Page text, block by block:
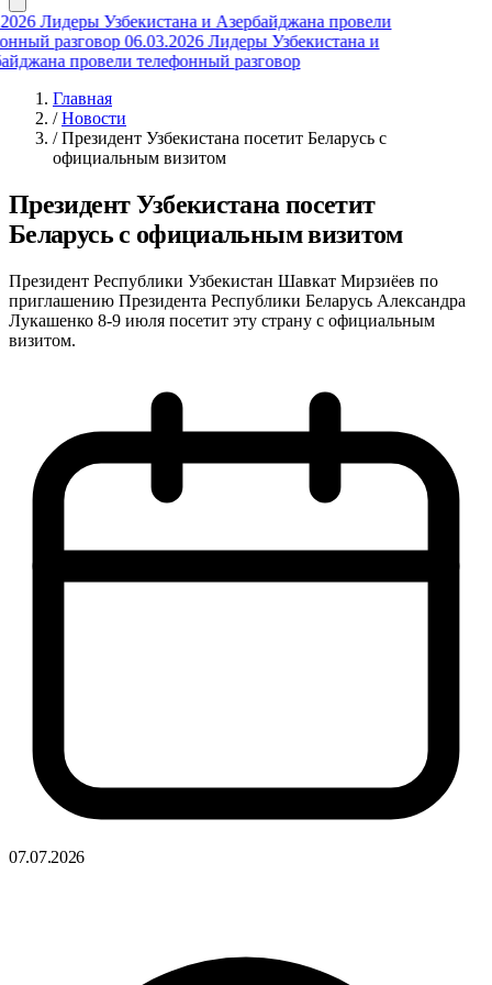
Лидеры Узбекистана и Азербайджана провели
разговор 06.03.2026 Лидеры Узбекистана и
провели телефонный разговор
Главная
/ Новости
/ Президент Узбекистана посетит Беларусь с
официальным визитом
Президент Узбекистана посетит
Беларусь с официальным визитом
Президент Республики Узбекистан Шавкат Мирзиёев по
приглашению Президента Республики Беларусь Александра
Лукашенко 8-9 июля посетит эту страну с официальным
визитом.
07.07.2026